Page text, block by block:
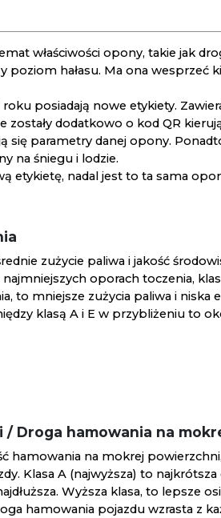
właściwości opony, takie jak
hałasu. Ma ona wesprzeć
posiadają nowe etykiety.
zostały dodatkowo o kod QR
parametry danej opony.
na śniegu i lodzie.
etykietę, nadal jest to ta sama
zużycie paliwa i jakość
oporach toczenia,
to mniejsze zużycia paliwa i niska
klasą A i E w przybliżeniu to
Droga hamowania na
hamowania na mokrej
Klasa A (najwyższa) to
Wyższa klasa, to lepsze
hamowania pojazdu wzrasta z